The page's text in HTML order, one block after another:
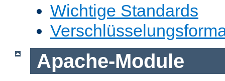
Wichtige Standards
Apache-Module